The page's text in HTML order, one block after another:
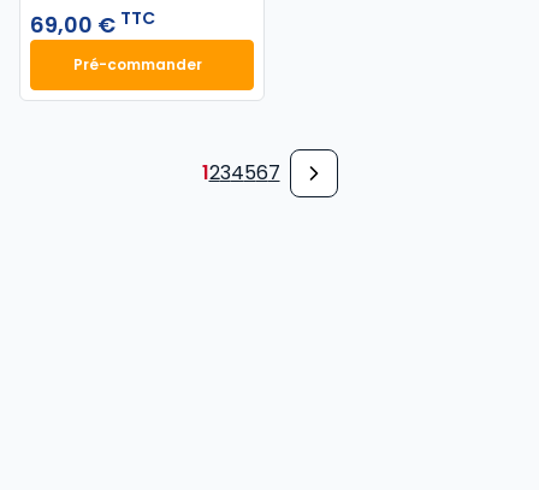
69,00 € TTC
Pré-commanderFinance d'entreprise 2027. 25e éd. à 69,00 € TTC
1234567